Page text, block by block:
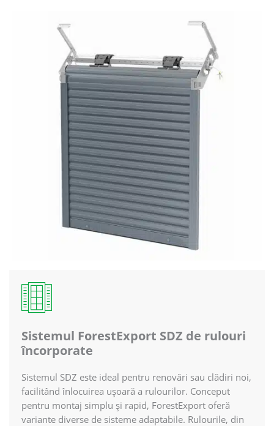
Sistemul ForestExport SDZ de rulouri
încorporate
Sistemul SDZ este ideal pentru renovări sau clădiri noi,
facilitând înlocuirea ușoară a rulourilor. Conceput
pentru montaj simplu și rapid, ForestExport oferă
variante diverse de sisteme adaptabile. Rulourile, din